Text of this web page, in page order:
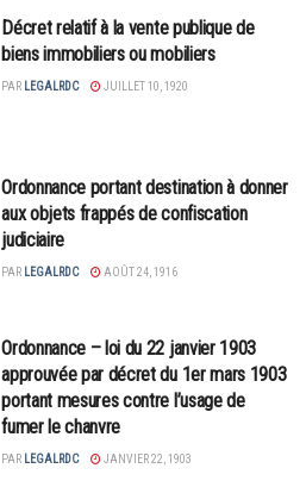
Décret relatif à la vente publique de
biens immobiliers ou mobiliers
PAR LEGALRDC JUILLET 10, 1920
Ordonnance portant destination à donner
aux objets frappés de confiscation
judiciaire
PAR LEGALRDC AOÛT 24, 1916
Ordonnance – loi du 22 janvier 1903
approuvée par décret du 1er mars 1903
portant mesures contre l’usage de
fumer le chanvre
PAR LEGALRDC JANVIER 22, 1903